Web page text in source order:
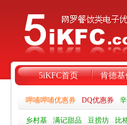
5iKFC首页 肯德基
呷哺呷哺优惠券 DQ优惠券
乡村基 满记甜品 豆捞坊 比